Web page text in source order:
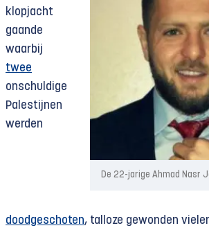
De 22-jarige Ahmad Nasr
klopjacht
gaande
waarbij
twee
onschuldige
Palestijnen
werden
doodgeschoten, talloze gewonden